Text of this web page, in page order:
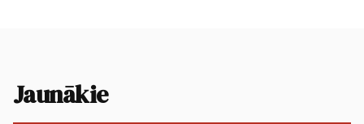
Jaunākie